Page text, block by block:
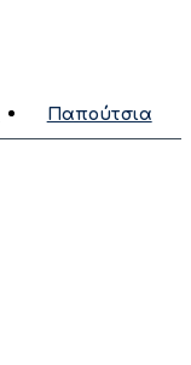
Παπούτσια